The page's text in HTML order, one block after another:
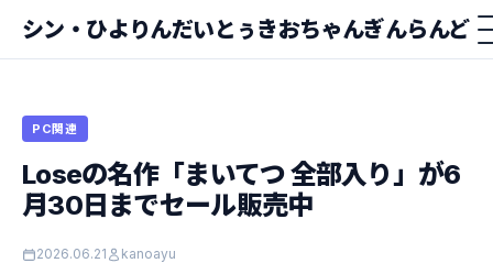
シン・ひよりんだいとぅきおちゃんぎんらんど
PC関連
Loseの名作「まいてつ 全部入り」が6
月30日までセール販売中
2026.06.21 kanoayu